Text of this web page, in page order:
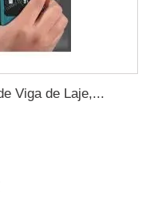
Viga de Laje,...